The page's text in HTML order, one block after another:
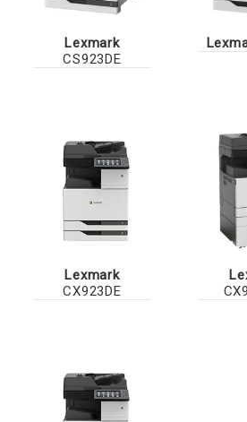
Lexmark
CS923DE
Lexmark
CX923DE